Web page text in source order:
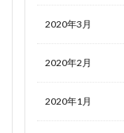
2020年3月
2020年2月
2020年1月